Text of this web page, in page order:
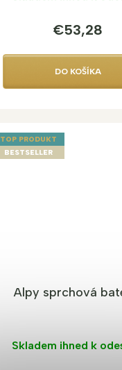
€53,28
DO KOŠÍKA
TOP PRODUKT
BESTSELLER
Alpy sprchová
Skladem ihned k